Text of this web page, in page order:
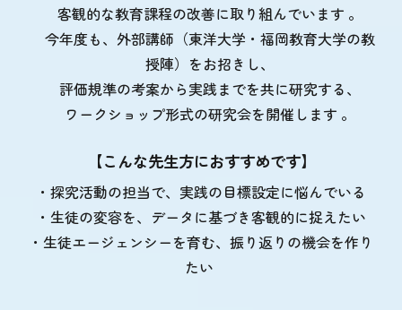
客観的な教育課程の改善に取り組んでいます 。
今年度も、外部講師（東洋大学・福岡教育大学の教
授陣）をお招きし、
評価規準の考案から実践までを共に研究する、
ワークショップ形式の研究会を開催します 。
【こんな先生方におすすめです】
・探究活動の担当で、実践の目標設定に悩んでいる
・生徒の変容を、データに基づき客観的に捉えたい
・生徒エージェンシーを育む、振り返りの機会を作り
たい